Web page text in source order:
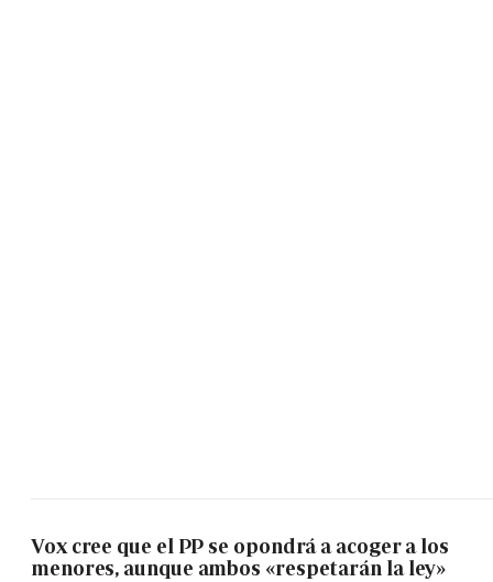
Vox cree que el PP se opondrá a acoger a los
menores, aunque ambos «respetarán la ley»